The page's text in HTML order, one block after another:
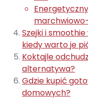
Szejki i
kiedy warto je
Koktajle
alternatywa?
Gdzie kupić
domowych?